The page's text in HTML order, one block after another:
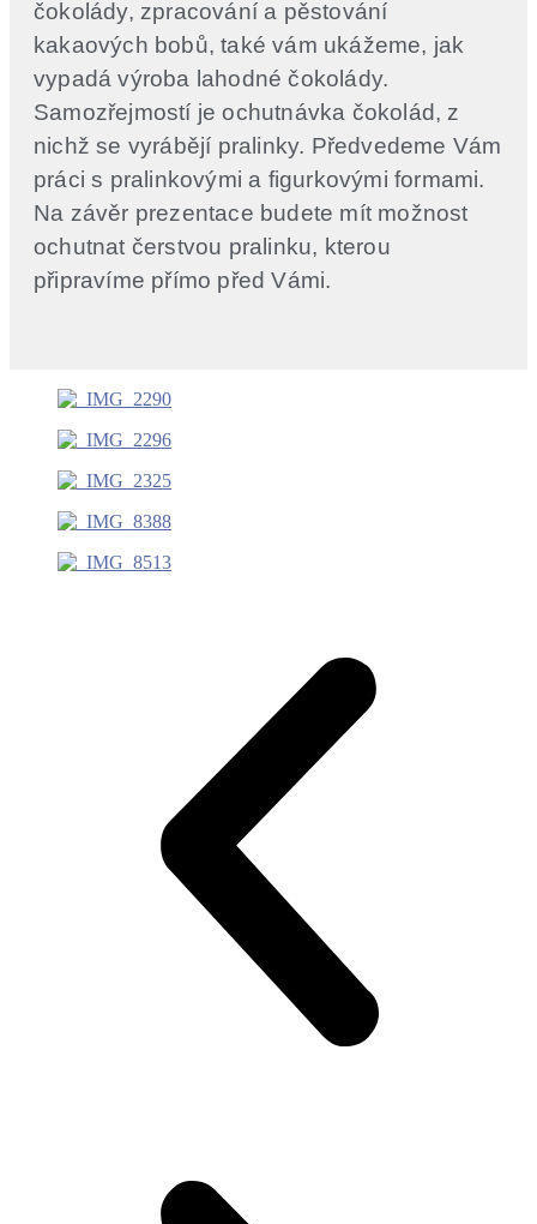
čokolády, zpracování a pěstování
kakaových bobů, také vám ukážeme, jak
vypadá výroba lahodné čokolády.
Samozřejmostí je ochutnávka čokolád, z
nichž se vyrábějí pralinky. Předvedeme Vám
práci s pralinkovými a figurkovými formami.
Na závěr prezentace budete mít možnost
ochutnat čerstvou pralinku, kterou
připravíme přímo před Vámi.